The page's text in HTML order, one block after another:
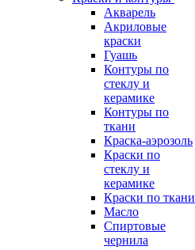
Акварель
Акриловые
краски
Гуашь
Контуры по
стеклу и
керамике
Контуры по
ткани
Краска-аэрозоль
Краски по
стеклу и
керамике
Краски по ткани
Масло
Спиртовые
чернила